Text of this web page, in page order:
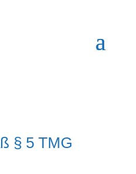
§ 5 TMG